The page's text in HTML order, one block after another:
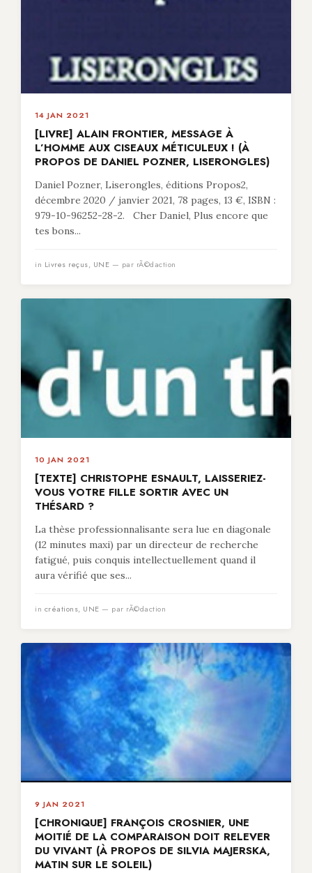
14 JAN 2021
[LIVRE] ALAIN FRONTIER, MESSAGE À
L’HOMME AUX CISEAUX MÉTICULEUX ! (À
PROPOS DE DANIEL POZNER, LISERONGLES)
Daniel Pozner, Liserongles, éditions Propos2,
décembre 2020 / janvier 2021, 78 pages, 13 €, ISBN :
979-10-96252-28-2. Cher Daniel, Plus encore que
tes bons...
in Livres reçus, UNE — par rÃ©daction
10 JAN 2021
[TEXTE] CHRISTOPHE ESNAULT, LAISSERIEZ-
VOUS VOTRE FILLE SORTIR AVEC UN
THÉSARD ?
La thèse professionnalisante sera lue en diagonale
(12 minutes maxi) par un directeur de recherche
fatigué, puis conquis intellectuellement quand il
aura vérifié que ses...
in créations, UNE — par rÃ©daction
9 JAN 2021
[CHRONIQUE] FRANÇOIS CROSNIER, UNE
MOITIÉ DE LA COMPARAISON DOIT RELEVER
DU VIVANT (À PROPOS DE SILVIA MAJERSKA,
MATIN SUR LE SOLEIL)